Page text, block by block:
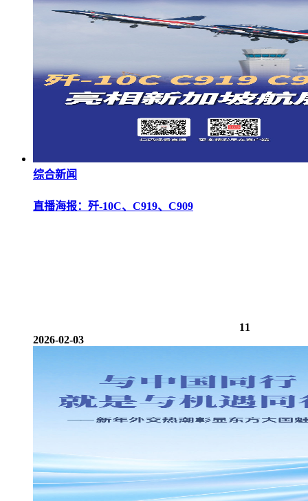
综合新闻
直播海报：歼-10C、C919、C909
11
2026-02-03